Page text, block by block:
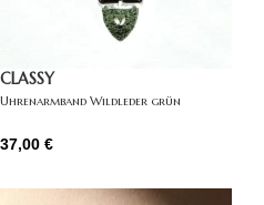
CLASSY
Uhrenarmband Wildleder grün
37,00 €